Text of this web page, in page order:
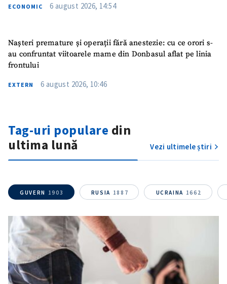
ECONOMIC 6 august 2026, 14:54
Nașteri premature și operații fără anestezie: cu ce orori s-
au confruntat viitoarele mame din Donbasul aflat pe linia
frontului
EXTERN 6 august 2026, 10:46
Tag-uri populare din
ultima lună
Vezi ultimele știri
GUVERN 1903 RUSIA 1887 UCRAINA 1662